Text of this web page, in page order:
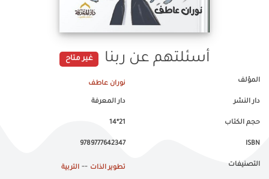
أسئلتهم عن ربنا غير متاح
المؤلف نوران عاطف
دار النشر دار المعرفة
حجم الكتاب 21*14
ISBN
9789777642347
التصنيفات تطوير الذات -- التربية